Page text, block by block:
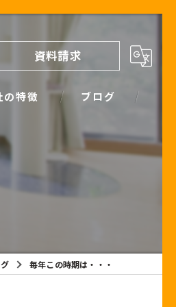
資料請求
の特徴 ブログ
スタッフブログ
毎年この時期は・・・